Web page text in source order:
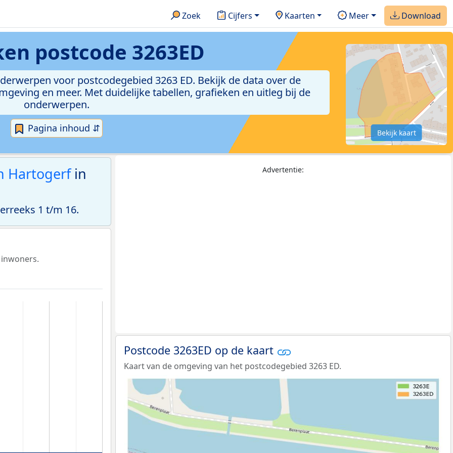
Zoek Cijfers Kaarten Meer Download
postcode 3263ED
voor postcodegebied 3263 ED. Bekijk de data over de
en meer. Met duidelijke tabellen, grafieken en uitleg bij de
onderwerpen.
Pagina inhoud ⇵ Bekijk kaart
Hartogerfin
1 t/m 16.
Advertentie:
Postcode 3263ED op de kaart
Kaart van de omgeving van het postcodegebied 3263 ED.